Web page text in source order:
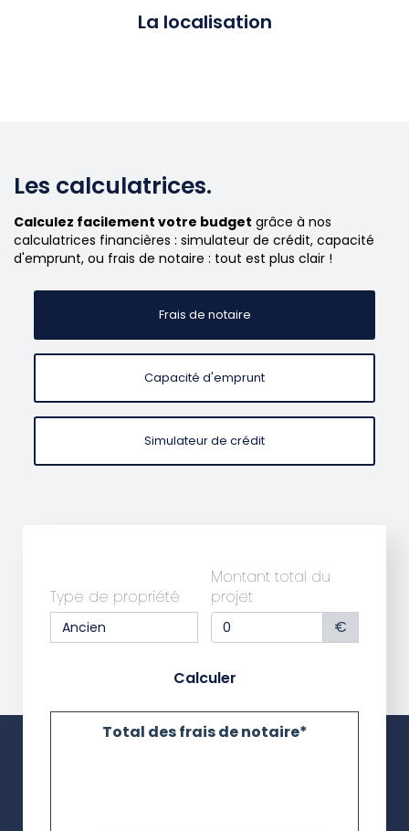
La localisation
Les calculatrices.
Calculez facilement votre budget grâce à nos
calculatrices financières : simulateur de crédit, capacité
d'emprunt, ou frais de notaire : tout est plus clair !
Frais de notaire
Capacité d'emprunt
Simulateur de crédit